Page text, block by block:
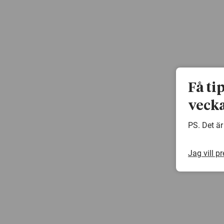
Få
PS. Det
Jag vill